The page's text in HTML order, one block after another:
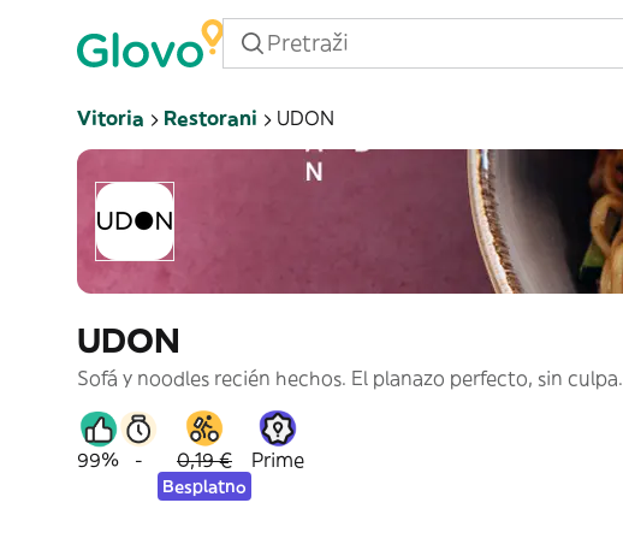
Vitoria Restorani UDON
UDON
Sofá y noodles recién hechos. El planazo perfecto, sin culpa.
99% - 0,19 €
Besplatno
Prime